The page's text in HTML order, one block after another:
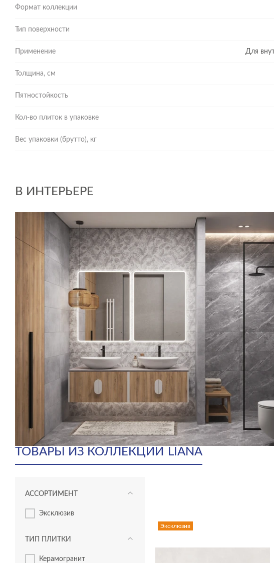
Высокоточная цифровая печать детально прорисовывает узор на
Практичность, долговечность, красота!
Настенная плитка — один из самых доступных и практичных
материал выгодно отличается от аналогов.
Главные преимущества плитки формата 30х60 см
Достаточно крупный формат, раскрывающий красоту рисунка
Прочная глазурь, обеспечивающая долговечную службу
Простота ухода — на плитке не образуется водный камень, если
Плитка подходит для заполнения больших пространств
Плитка универсальна — она одинаково хорошо выглядит и в
Формат коллекции
Тип поверхности
Применение Для
Толщина, см
Пятностойкость
Кол-во плиток в упаковке
Вес упаковки (брутто), кг
В ИНТЕРЬЕРЕ
ТОВАРЫ ИЗ КОЛЛЕКЦИИ LIANA
АССОРТИМЕНТ
эксклюзив
ТИП ПЛИТКИ
керамогранит
Эксклюзив